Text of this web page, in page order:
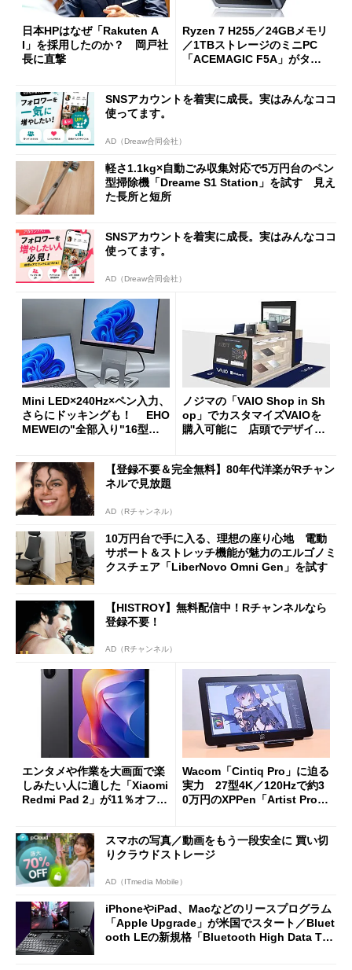
日本HPはなぜ「Rakuten A
I」を採用したのか？ 岡戸社
長に直撃
Ryzen 7 H255／24GBメモリ
／1TBストレージのミニPC
「ACEMAGIC F5A」がタイ
SNSアカウントを着実に成長。実はみんなココ
使ってます。
AD（Dreaw合同会社）
軽さ1.1kg×自動ごみ収集対応で5万円台のペン
型掃除機「Dreame S1 Station」を試す 見え
た長所と短所
SNSアカウントを着実に成長。実はみんなココ
使ってます。
AD（Dreaw合同会社）
Mini LED×240Hz×ペン入力、
さらにドッキングも！ EHO
MEWEIの"全部入り"16型モ
ノジマの「VAIO Shop in Sh
op」でカスタマイズVAIOを
購入可能に 店頭でデザイン
【登録不要＆完全無料】80年代洋楽がRチャン
ネルで見放題
AD（Rチャンネル）
10万円台で手に入る、理想の座り心地 電動
サポート＆ストレッチ機能が魅力のエルゴノミ
クスチェア「LiberNovo Omni Gen」を試す
【HISTROY】無料配信中！Rチャンネルなら
登録不要！
AD（Rチャンネル）
エンタメや作業を大画面で楽
しみたい人に適した「Xiaomi
Redmi Pad 2」が11％オフの
Wacom「Cintiq Pro」に迫る
実力 27型4K／120Hzで約3
0万円のXPPen「Artist Pro 2
スマホの写真／動画をもう一段安全に 買い切
りクラウドストレージ
AD（ITmedia Mobile）
iPhoneやiPad、Macなどのリースプログラム
「Apple Upgrade」が米国でスタート／Bluet
ooth LEの新規格「Bluetooth High Data Thr